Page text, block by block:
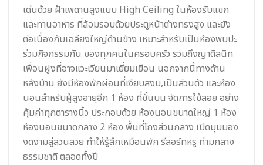
เด่นด้วย ฝ้าเพดานสูงแบบ High Ceiling ในห้องรับแขก
และทานอาหาร ที่ล้อมรอบด้วยประตูหน้าต่างทรงสูง และยัง
ต่อเนื่องกับเฉลียงใหญ่ด้านข้าง เหมาะสำหรับเป็นห้องพบปะ
ร่วมกิจกรรมกัน ของทุกคนในครอบครัว รวมถึงญาติสนิท
เพื่อนฝูงที่อาจแวะเวียนมาเยี่ยมเยือน นอกจากนี้ทางด้าน
หลังบ้าน ยังมีห้องพักผ่อนที่เงียบสงบ,เป็นส่วนตัว และห้อง
นอนสำหรับผู้สูงอายุอีก 1 ห้อง ที่ชั้นบน จัดการใข้สอย อย่าง
คุ้มค่าทุกตารางนิ้ว ประกอบด้วย ห้องนอนขนาดใหญ่ 1 ห้อง
ห้องนอนขนาดกลาง 2 ห้อง พื้นที่โถงส่วนกลาง เปิดมุมมอง
งดงามสู่สวนสวย ทำให้รู้สึกเหมือนพัก รีสอร์ทหรู ท่ามกลาง
ธรรมชาติ ตลอดทั้งปี